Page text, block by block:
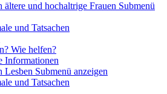
ältere und hochaltrige Frauen Submenü
und Tatsachen
Wie helfen?
Informationen
Lesben Submenü anzeigen
und Tatsachen